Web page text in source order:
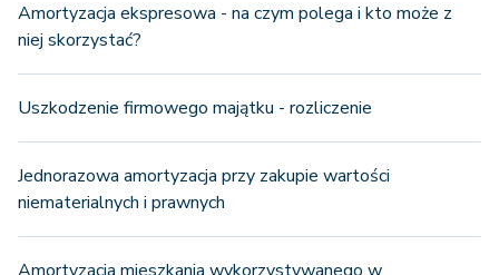
Amortyzacja ekspresowa - na czym polega i kto może z
niej skorzystać?
Uszkodzenie firmowego majątku - rozliczenie
Jednorazowa amortyzacja przy zakupie wartości
niematerialnych i prawnych